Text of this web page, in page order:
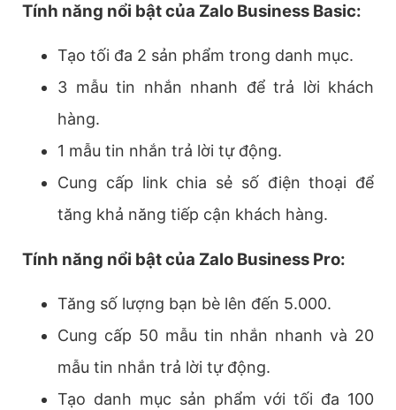
Tính năng nổi bật của Zalo Business Basic:
Tạo tối đa 2 sản phẩm trong danh mục.
3 mẫu tin nhắn nhanh để trả lời khách
hàng.
1 mẫu tin nhắn trả lời tự động.
Cung cấp link chia sẻ số điện thoại để
tăng khả năng tiếp cận khách hàng.
Tính năng nổi bật của Zalo Business Pro:
Tăng số lượng bạn bè lên đến 5.000.
Cung cấp 50 mẫu tin nhắn nhanh và 20
mẫu tin nhắn trả lời tự động.
Tạo danh mục sản phẩm với tối đa 100